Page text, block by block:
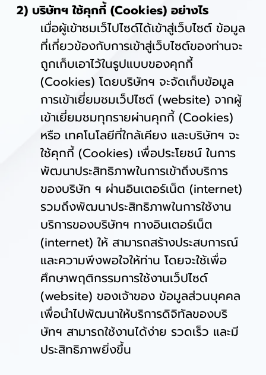
2) บริษัทฯ ใช้คุกกี้ (Cookies) อย่างไร
เมื่อผู้เข้าชมเว็ไปไซด์ได้เข้าสู่เว็บไซต์ ข้อมูล
ที่เกี่ยวข้องกับการเข้าสู่เว็บไซต์ของท่านจะ
ถูกเก็บเอาไว้ในรูปแบบของคุกกี้
(Cookies) โดยบริษัทฯ จะจัดเก็บข้อมูล
การเข้าเยี่ยมชมเว็ปไซต์ (website) จากผู้
เข้าเยี่ยมชมทุกรายผ่านคุกกี้ (Cookies)
หรือ เทคโนโลยีที่ใกล้เคียง และบริษัทฯ จะ
ใช้คุกกี้ (Cookies) เพื่อประโยชน์ ในการ
พัฒนาประสิทธิภาพในการเข้าถึงบริการ
ของบริษัท ฯ ผ่านอินเตอร์เน็ต (internet)
รวมถึงพัฒนาประสิทธิภาพในการใช้งาน
บริการของบริษัทฯ ทางอินเตอร์เน็ต
(internet) ให้ สามารถสร้างประสบการณ์
และความพึงพอใจให้ท่าน โดยจะใช้เพื่อ
ศึกษาพฤติกรรมการใช้งานเว็ปไซด์
(website) ของเจ้าของ ข้อมูลส่วนบุคคล
เพื่อนำไปพัฒนาให้บริการดิจิทัลของบริ
ษัทฯ สามารถใช้งานได้ง่าย รวดเร็ว และมี
ประสิทธิภาพยิ่งขึ้น